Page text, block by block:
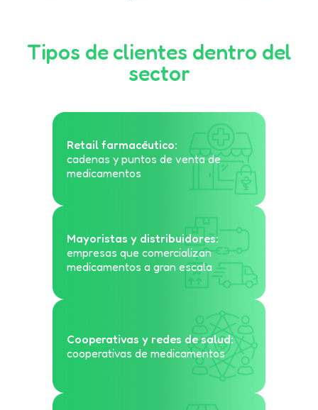
Tipos de clientes dentro del
sector
Retail farmacéutico:
cadenas y puntos de venta de
medicamentos
Mayoristas y distribuidores:
empresas que comercializan
medicamentos a gran escala
Cooperativas y redes de salud:
cooperativas de medicamentos